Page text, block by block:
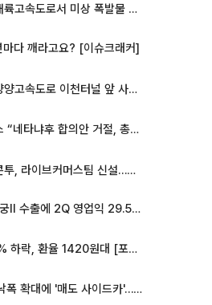
고속도로서 미상 폭발물 발견
다 깨라고요? [이슈크래커]
고속도로 이천터널 앞 사고 발생
타냐후 합의안 거절, 총선 앞두고 시간 끌기”
브커머스팀 신설…K뷰티 ‘글로벌 판매망’ 확대[K뷰티 라방戰]
LIG D&A, 천궁Ⅱ 수출에 2Q 영업익 29.5%↑…수주잔고 24.6조 [종합]
코스피 4.58% 하락, 환율 1420원대 [포토]
코스피 장중 낙폭 확대에 '매도 사이드카'…외인 2.8조'팔자'· 개인 3.1조 '사자'